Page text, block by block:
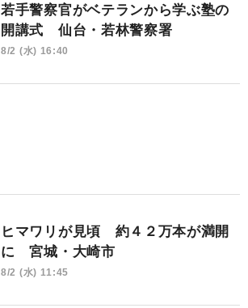
若手警察官がベテランから学ぶ塾の
開講式 仙台・若林警察署
8/2 (水) 16:40
ヒマワリが見頃 約４２万本が満開
に 宮城・大崎市
8/2 (水) 11:45